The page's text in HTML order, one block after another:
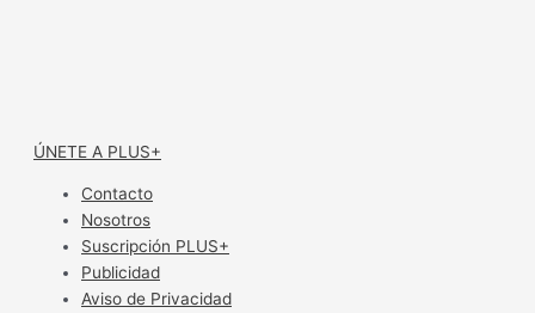
ÚNETE A PLUS+
Contacto
Nosotros
Suscripción PLUS+
Publicidad
Aviso de Privacidad